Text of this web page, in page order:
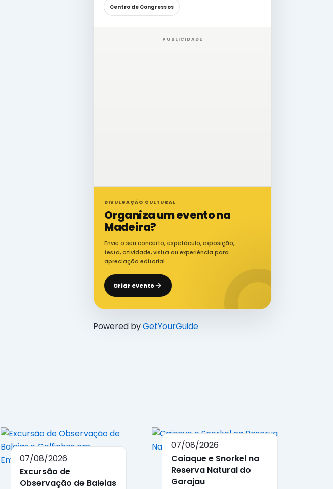
Centro de Congressos
PUBLICIDADE
DIVULGAÇÃO CULTURAL
Organiza um evento na
Madeira?
Envie o seu concerto, espetáculo, exposição,
festa, atividade, visita ou experiência para
apreciação editorial.
Criar evento
Powered byGetYourGuide
07/08/2026
Excursão de
Observação de Baleias
07/08/2026
Caiaque e Snorkel na
Reserva Natural do
Garajau